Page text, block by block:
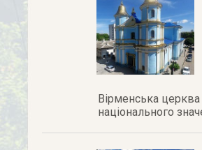
Вірменська церква
національного